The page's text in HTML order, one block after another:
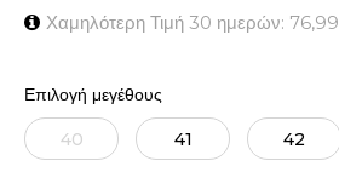
Χαμηλότερη Τιμή 30 ημερών: 76,99
Επιλογή μεγέθους
40 41 42